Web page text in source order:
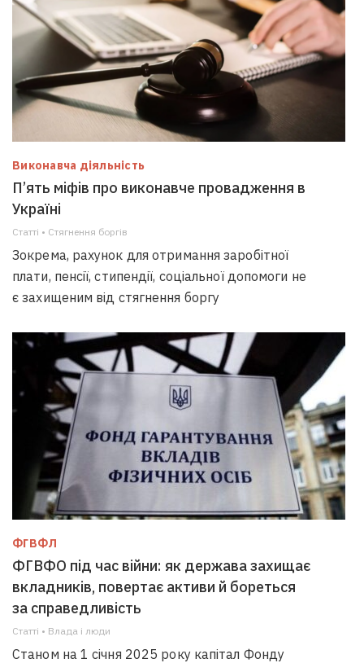
Виконавча діяльність
П’ять міфів про виконавче провадження в
Україні
Статті • Стягнення боргiв
Зокрема, рахунок для отримання заробітної
плати, пенсії, стипендії, соціальної допомоги не
є захищеним від стягнення боргу
ФГВФЛ
ФГВФО під час війни: як держава захищає
вкладників, повертає активи й бореться
за справедливість
Статті • Влада i люди
Станом на 1 січня 2025 року капітал Фонду